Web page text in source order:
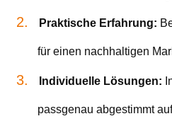
Praktische Erfahrung:
für einen nachhaltigen
Individuelle Lösungen:
passgenau abgestimmt